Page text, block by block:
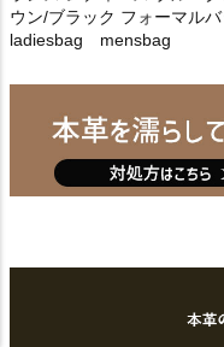
ウン/ブラック フォーマル
ladiesbag mensbag